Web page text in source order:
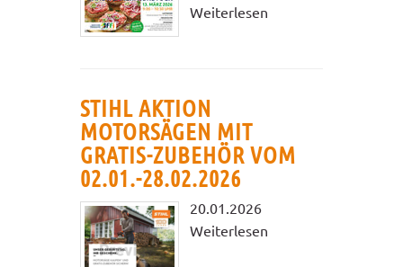
Weiterlesen
STIHL AKTION
MOTORSÄGEN MIT
GRATIS-ZUBEHÖR VOM
02.01.-28.02.2026
20.01.2026
Weiterlesen